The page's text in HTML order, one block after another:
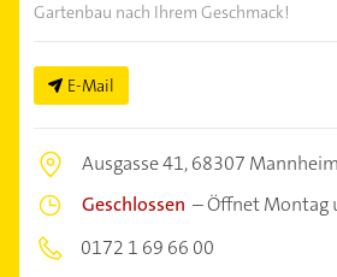
Gartenbau nach Ihrem Geschmack!
E-Mail
Ausgasse 41,68307 Mannheim
Geschlossen –Öffnet Montag
0172 1 69 66 00